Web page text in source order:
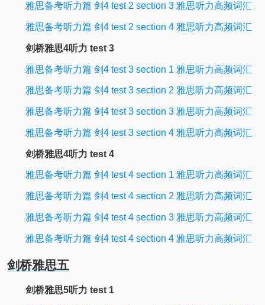
雅思备考听力篇 剑4 test 2 section 3 雅思听力高频词汇
雅思备考听力篇 剑4 test 2 section 4 雅思听力高频词汇
剑桥雅思4听力 test 3
雅思备考听力篇 剑4 test 3 section 1 雅思听力高频词汇
雅思备考听力篇 剑4 test 3 section 2 雅思听力高频词汇
雅思备考听力篇 剑4 test 3 section 3 雅思听力高频词汇
雅思备考听力篇 剑4 test 3 section 4 雅思听力高频词汇
剑桥雅思4听力 test 4
雅思备考听力篇 剑4 test 4 section 1 雅思听力高频词汇
雅思备考听力篇 剑4 test 4 section 2 雅思听力高频词汇
雅思备考听力篇 剑4 test 4 section 3 雅思听力高频词汇
雅思备考听力篇 剑4 test 4 section 4 雅思听力高频词汇
剑桥雅思五
剑桥雅思5听力 test 1